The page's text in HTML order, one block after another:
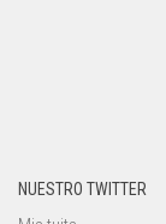
NUESTRO TWITTER